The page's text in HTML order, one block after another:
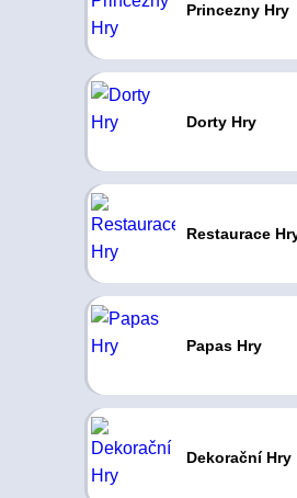
Princezny Hry
Dorty Hry
Restaurace
Papas Hry
Dekorační Hry